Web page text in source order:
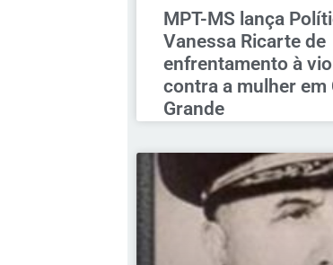
MPT-MS lança
Vanessa Ricarte de
enfrentamento à
contra a mulher em
Grande